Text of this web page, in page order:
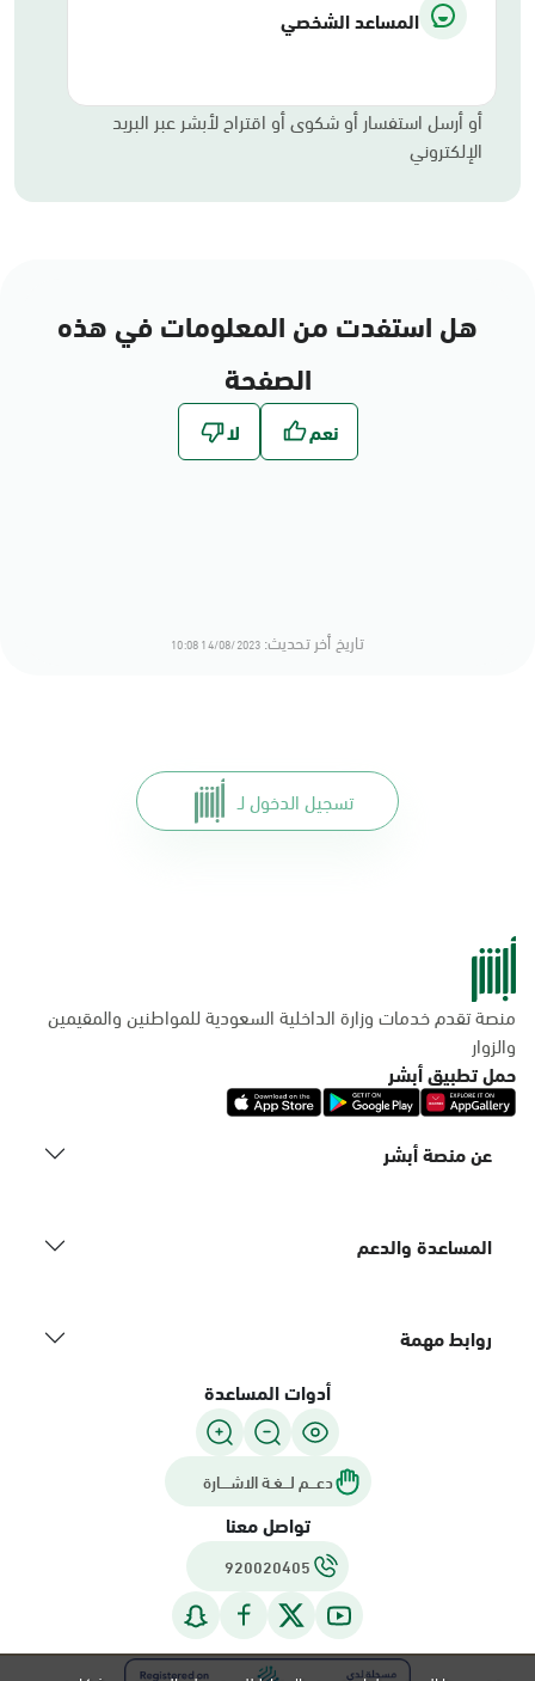
المساعد الشخصي
أو أرسل استفسار أو شكوى أو اقتراح لأبشر عبر البريد
الإلكتروني
هل استفدت من المعلومات في هذه
الصفحة
تاريخ أخر تحديث: 14/08/2023 10:08
تسجيل الدخول لـ
منصة تقدم خدمات وزارة الداخلية السعودية للمواطنين والمقيمين
والزوار
حمل تطبيق أبشر
عن منصة أبشر
المساعدة والدعم
روابط مهمة
أدوات المساعدة
دعـــم لـــغـة الاشــــارة
تواصل معنا
920020405